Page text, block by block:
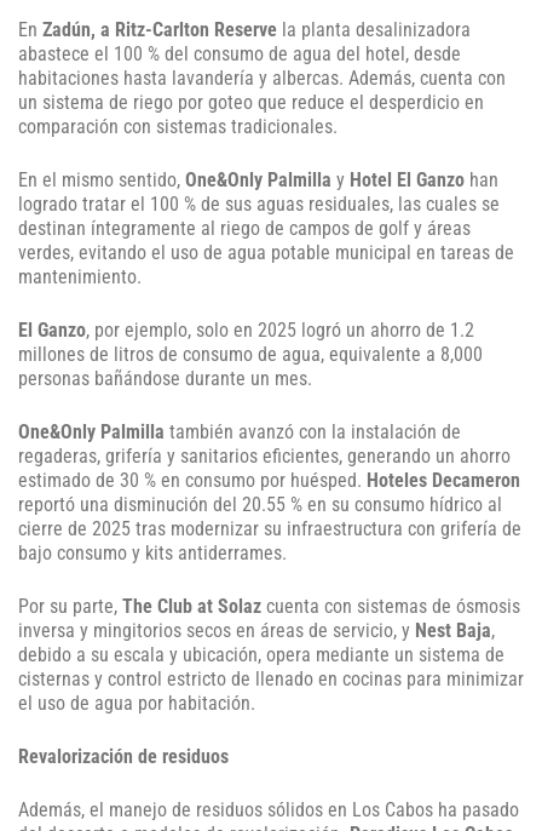
En Zadún, a Ritz-Carlton Reserve la planta desalinizadora
abastece el 100 % del consumo de agua del hotel, desde
habitaciones hasta lavandería y albercas. Además, cuenta con
un sistema de riego por goteo que reduce el desperdicio en
comparación con sistemas tradicionales.
En el mismo sentido, One&Only Palmilla y Hotel El Ganzo han
logrado tratar el 100 % de sus aguas residuales, las cuales se
destinan íntegramente al riego de campos de golf y áreas
verdes, evitando el uso de agua potable municipal en tareas de
mantenimiento.
El Ganzo, por ejemplo, solo en 2025 logró un ahorro de 1.2
millones de litros de consumo de agua, equivalente a 8,000
personas bañándose durante un mes.
One&Only Palmilla también avanzó con la instalación de
regaderas, grifería y sanitarios eficientes, generando un ahorro
estimado de 30 % en consumo por huésped. Hoteles Decameron
reportó una disminución del 20.55 % en su consumo hídrico al
cierre de 2025 tras modernizar su infraestructura con grifería de
bajo consumo y kits antiderrames.
Por su parte, The Club at Solaz cuenta con sistemas de ósmosis
inversa y mingitorios secos en áreas de servicio, y Nest Baja,
debido a su escala y ubicación, opera mediante un sistema de
cisternas y control estricto de llenado en cocinas para minimizar
el uso de agua por habitación.
Revalorización de residuos
Además, el manejo de residuos sólidos en Los Cabos ha pasado